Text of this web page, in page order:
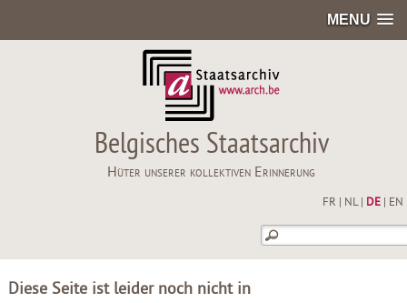
MENU
Belgisches Staatsarchiv
Hüter unserer kollektiven Erinnerung
FR NL| DE| EN
Diese Seite ist leider noch nicht in